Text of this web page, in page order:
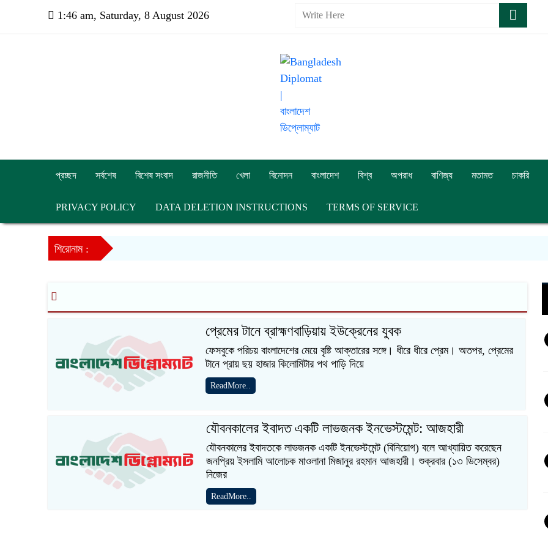
1:46 am, Saturday, 8 August 2026
প্রচ্ছদ সর্বশেষ বিশেষ সংবাদ রাজনীতি খেলা বিনোদন বাংলাদেশ বিশ্ব অপরাধ বাণিজ্য মতামত চাকরি
PRIVACY POLICY DATA DELETION INSTRUCTIONS TERMS OF SERVICE
শিরোনাম :
প্রেমের টানে ব্রাহ্মণবাড়িয়ায় ইউক্রেনের যুবক
ফেসবুকে পরিচয় বাংলাদেশের মেয়ে বৃষ্টি আক্তারের সঙ্গে। ধীরে ধীরে প্রেম। অতপর, প্রেমের
টানে প্রায় ছয় হাজার কিলোমিটার পথ পাড়ি দিয়ে
ReadMore..
যৌবনকালের ইবাদত একটি লাভজনক ইনভেস্টমেন্ট: আজহারী
যৌবনকালের ইবাদতকে লাভজনক একটি ইনভেস্টমেন্ট (বিনিয়োগ) বলে আখ্যায়িত করেছেন
জনপ্রিয় ইসলামি আলোচক মাওলানা মিজানুর রহমান আজহারী। শুক্রবার (১৩ ডিসেম্বর)
নিজের
ReadMore..